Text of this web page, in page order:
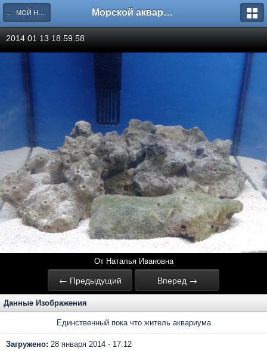
← МОЙ НАНОаквариум Морской аквариум. Форумы ReefCentral.ru
2014 01 13 18.59.58
От Наталья Ивановна
← Предыдущий Вперед →
Данные Изображения
Единственный пока что житель аквариума
Загружено: 28 января 2014 - 17:12